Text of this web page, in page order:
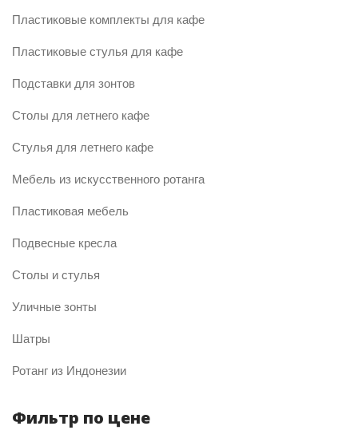
Пластиковые комплекты для кафе
Пластиковые стулья для кафе
Подставки для зонтов
Столы для летнего кафе
Стулья для летнего кафе
Мебель из искусственного ротанга
Пластиковая мебель
Подвесные кресла
Столы и стулья
Уличные зонты
Шатры
Ротанг из Индонезии
Фильтр по цене